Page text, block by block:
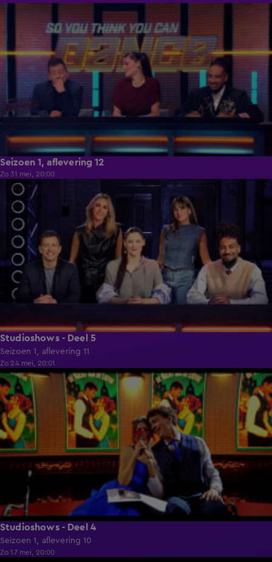
Seizoen 1, aflevering 12
Zo 31 mei, 20:00
1:33:34
Studioshows - Deel 5
Seizoen 1, aflevering 11
Zo 24 mei, 20:01
1:29:03
Studioshows - Deel 4
Seizoen 1, aflevering 10
Zo 17 mei, 20:00